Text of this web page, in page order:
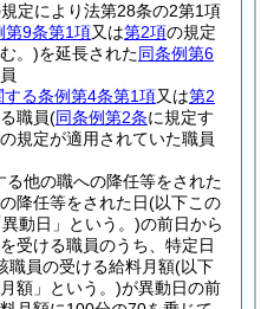
定により法第28条の2第1項
第9条第1項又は第2項の規定
。)を延長された同条例第6
る条例第4条第1項又は第2
職員(同条例第2条に規定す
の規定が適用されていた職員
他の職への降任等をされた
降任等をされた日(以下この
動日」という。)の前日から
受ける職員のうち、特定日
職員の受ける給料月額(以下
額」という。)が異動日の前